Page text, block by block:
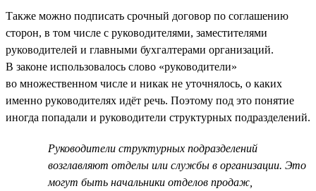
Также можно подписать срочный договор по соглашению
сторон, в том числе с руководителями, заместителями
руководителей и главными бухгалтерами организаций.
В законе использовалось слово «руководители»
во множественном числе и никак не уточнялось, о каких
именно руководителях идёт речь. Поэтому под это понятие
иногда попадали и руководители структурных подразделений.
Руководители структурных подразделений
возглавляют отделы или службы в организации. Это
могут быть начальники отделов продаж,